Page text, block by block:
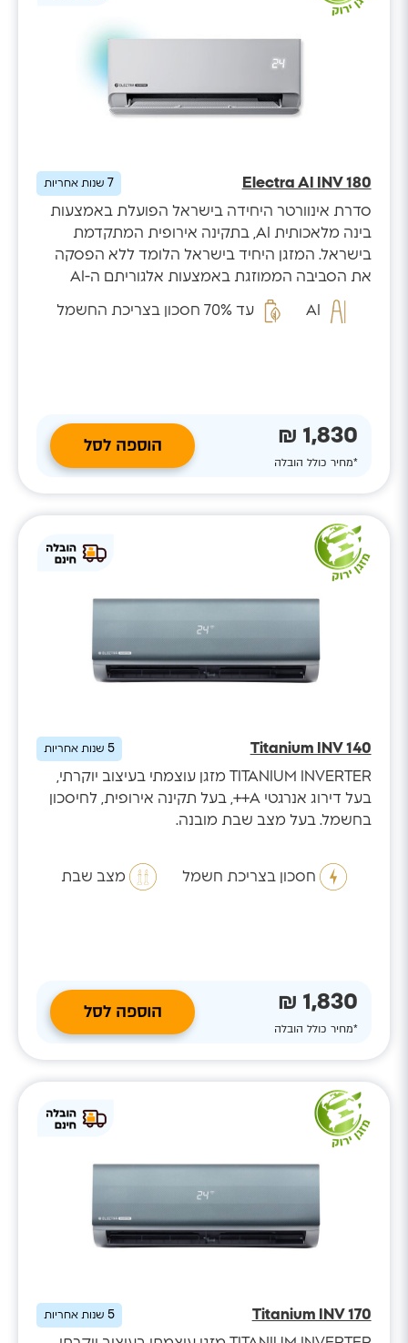
Electra AI INV 180
7שנות אחריות
סדרת אינוורטר היחידה בישראל הפועלת באמצעות
בינה מלאכותית AI, בתקינה אירופית המתקדמת
בישראל. המזגן היחיד בישראל הלומד ללא הפסקה
את הסביבה הממוזגת באמצעות אלגוריתם ה-AI
המזהה...
AI
עד 70% חסכון בצריכת החשמל
1,830 ₪
*מחיר כולל הובלה
הוספה לסל
Titanium INV 140
5שנות אחריות
TITANIUM INVERTER מזגן עוצמתי בעיצוב יוקרתי,
בעל דירוג אנרגטי A++, בעל תקינה אירופית, לחיסכון
בחשמל. בעל מצב שבת מובנה.
חסכון בצריכת חשמל מצב שבת
1,830 ₪
*מחיר כולל הובלה
הוספה לסל
Titanium INV 170
5שנות אחריות